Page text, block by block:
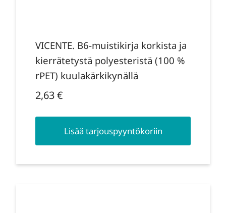
VICENTE. B6-muistikirja korkista ja
kierrätetystä polyesteristä (100 %
rPET) kuulakärkikynällä
2,63€
Lisää tarjouspyyntökoriin